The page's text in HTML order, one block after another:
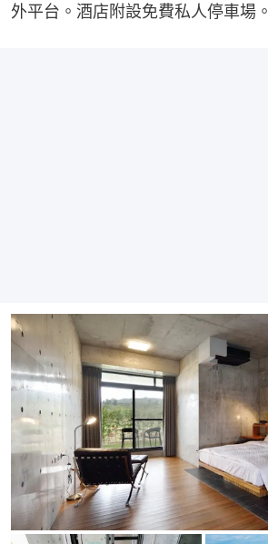
外平台。酒店附設免費私人停車場。